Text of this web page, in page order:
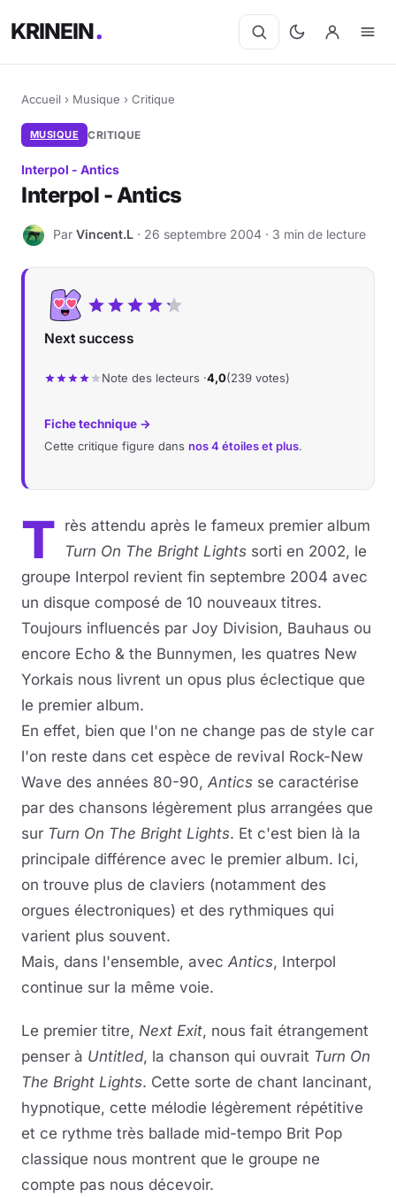
KRINEIN
Accueil › Musique › Critique
MUSIQUE CRITIQUE
Interpol - Antics
Interpol - Antics
V Par Vincent.L · 26 septembre 2004 · 3 min de lecture
Next success
Note des lecteurs ·4,0(239 votes)
Fiche technique →
Cette critique figure dans nos 4 étoiles et plus.
T rès attendu après le fameux premier album
Turn On The Bright Lights sorti en 2002, le
groupe Interpol revient fin septembre 2004 avec
un disque composé de 10 nouveaux titres.
Toujours influencés par Joy Division, Bauhaus ou
encore Echo & the Bunnymen, les quatres New
Yorkais nous livrent un opus plus éclectique que
le premier album.
En effet, bien que l'on ne change pas de style car
l'on reste dans cet espèce de revival Rock-New
Wave des années 80-90, Antics se caractérise
par des chansons légèrement plus arrangées que
sur Turn On The Bright Lights. Et c'est bien là la
principale différence avec le premier album. Ici,
on trouve plus de claviers (notamment des
orgues électroniques) et des rythmiques qui
varient plus souvent.
Mais, dans l'ensemble, avec Antics, Interpol
continue sur la même voie.
Le premier titre, Next Exit, nous fait étrangement
penser à Untitled, la chanson qui ouvrait Turn On
The Bright Lights. Cette sorte de chant lancinant,
hypnotique, cette mélodie légèrement répétitive
et ce rythme très ballade mid-tempo Brit Pop
classique nous montrent que le groupe ne
compte pas nous décevoir.